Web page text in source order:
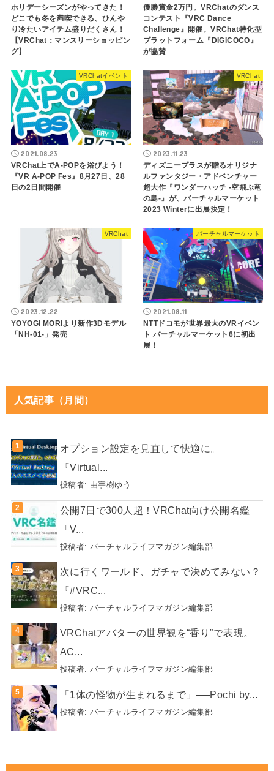
ホリデーシーズンがやってきた！
どこでも冬を満喫できる、ひんや
り冷たいアイテム盛りだくさん！
【VRChat：マンスリーショッピン
グ】
優勝賞金2万円。VRChatのダンス
コンテスト『VRC Dance
Challenge』開催。VRChat特化型
プラットフォーム『DIGICOCO』
が協賛
VRChatイベント
2021.08.23
VRChat上でA-POPを浴びよう！
『VR A-POP Fes』8月27日、28
日の2日間開催
VRChat
2023.11.23
ディズニープラスが贈るオリジナ
ルファンタジー・アドベンチャー
超大作『ワンダーハッチ -空飛ぶ竜
の島-』が、バーチャルマーケット
2023 Winterに出展決定！
VRChat
2023.12.22
YOYOGI MORIより新作3Dモデル
「NH-01-」発売
バーチャルマーケット
2021.08.11
NTTドコモが世界最大のVRイベン
ト バーチャルマーケット6に初出
展！
人気記事（月間）
オプション設定を見直して快適に。
『Virtual...
投稿者: 由宇樹ゆう
公開7日で300人超！VRChat向け公開名鑑
「V...
投稿者: バーチャルライフマガジン編集部
次に行くワールド、ガチャで決めてみない？
『#VRC...
投稿者: バーチャルライフマガジン編集部
VRChatアバターの世界観を“香り”で表現。
AC...
投稿者: バーチャルライフマガジン編集部
「1体の怪物が生まれるまで」──Pochi by...
投稿者: バーチャルライフマガジン編集部